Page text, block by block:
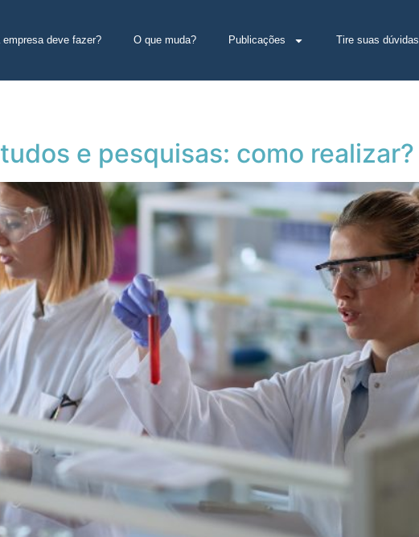
empresa deve fazer? O que muda? Publicações Tire suas dúvidas
e pesquisas: como realizar?